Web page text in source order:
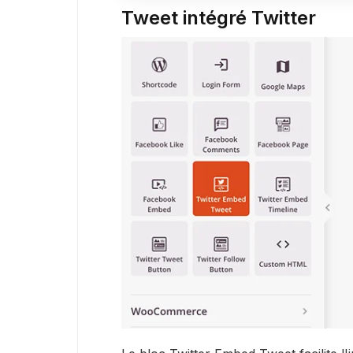
Tweet intégré Twitter